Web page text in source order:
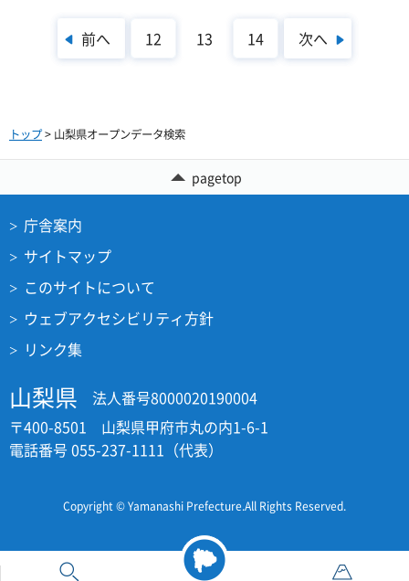
前へ 12 13 14 次へ
トップ> 山梨県オープンデータ検索
pagetop
庁舎案内
サイトマップ
このサイトについて
ウェブアクセシビリティ方針
リンク集
山梨県
法人番号8000020190004
〒400-8501 山梨県甲府市丸の内1-6-1
電話番号 055-237-1111（代表）
Copyright © Yamanashi Prefecture.All Rights Reserved.